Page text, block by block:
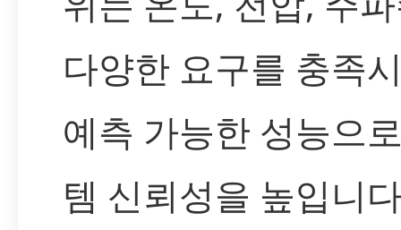
다양한 요구를 충족
예측 가능한 성능으
템 신뢰성을 높입니